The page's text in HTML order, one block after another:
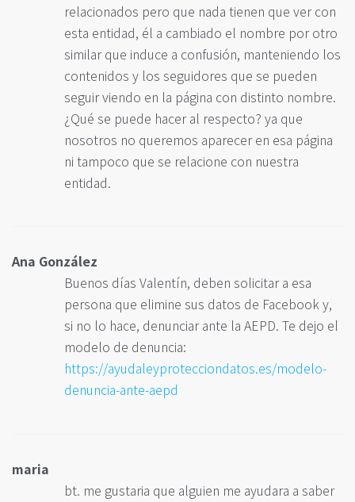
relacionados pero que nada tienen que ver con
esta entidad, él a cambiado el nombre por otro
similar que induce a confusión, manteniendo los
contenidos y los seguidores que se pueden
seguir viendo en la página con distinto nombre.
¿Qué se puede hacer al respecto? ya que
nosotros no queremos aparecer en esa página
ni tampoco que se relacione con nuestra
entidad.
Ana González
Buenos días Valentín, deben solicitar a esa
persona que elimine sus datos de Facebook y,
si no lo hace, denunciar ante la AEPD. Te dejo el
modelo de denuncia:
https://ayudaleyprotecciondatos.es/modelo-
denuncia-ante-aepd
maria
bt. me gustaria que alguien me ayudara a saber